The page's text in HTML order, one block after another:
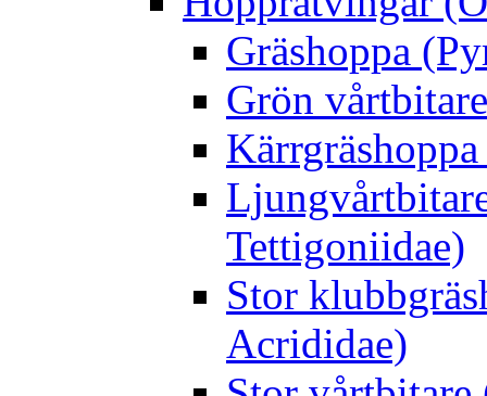
Gräshoppa
Grön
Tettigoniidae)
Stor
Acrididae)